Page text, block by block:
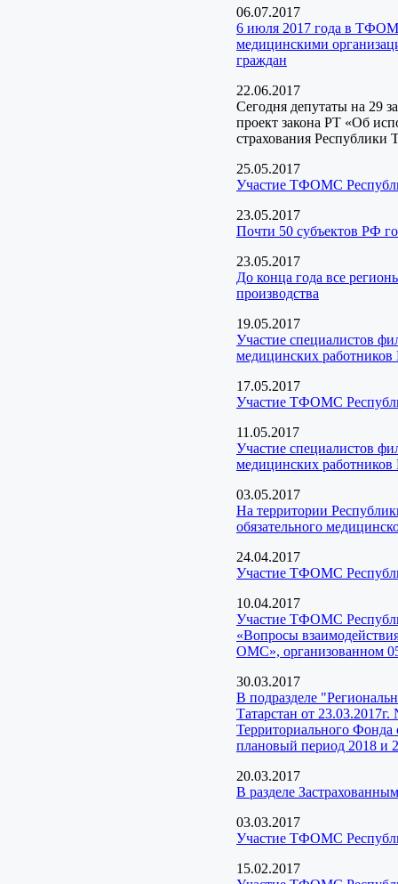
06.07.2017
6 июля 2017 года в
медицинскими
граждан
22.06.2017
Сегодня депутаты на 29
проект закона РТ «Об
страхования Республики
25.05.2017
Участие ТФОМС
23.05.2017
Почти 50 субъектов РФ
23.05.2017
До конца года все
производства
19.05.2017
Участие специалистов
медицинских
17.05.2017
Участие ТФОМС
11.05.2017
Участие специалистов
медицинских работников
03.05.2017
На территории
обязательного
24.04.2017
Участие ТФОМС
10.04.2017
Участие ТФОМС
«Вопросы
ОМС», организованном
30.03.2017
В подразделе
Татарстан от
Территориального Фонда
плановый период 2018 и
20.03.2017
В разделе
03.03.2017
Участие ТФОМС
15.02.2017